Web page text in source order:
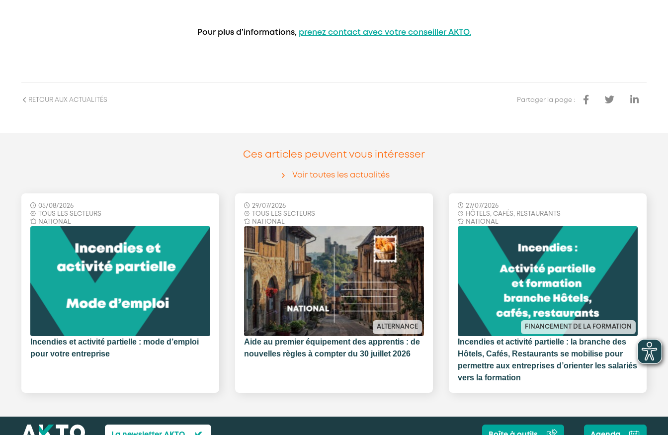
Pour plus d’informations, prenez contact avec votre conseiller AKTO.
RETOUR AUX ACTUALITÉS Partager la page :
Ces articles peuvent vous intéresser
Voir toutes les actualités
05/08/2026
TOUS LES SECTEURS
NATIONAL
Incendies et activité partielle : mode d’emploi
pour votre entreprise
29/07/2026
TOUS LES SECTEURS
NATIONAL
ALTERNANCE
Aide au premier équipement des apprentis : de
nouvelles règles à compter du 30 juillet 2026
27/07/2026
HÔTELS, CAFÉS, RESTAURANTS
NATIONAL
FINANCEMENT DE LA FORMATION
Incendies et activité partielle : la branche des
Hôtels, Cafés, Restaurants se mobilise pour
permettre aux entreprises d’orienter les salariés
vers la formation